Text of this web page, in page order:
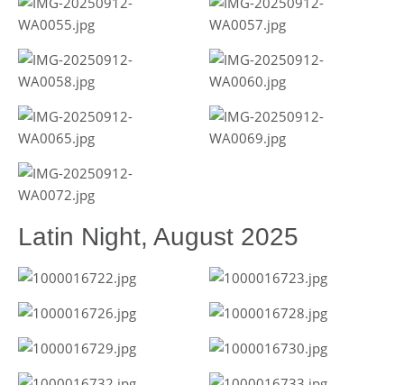
Latin Night, August 2025